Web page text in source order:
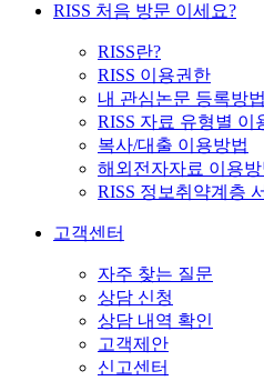
RISS 처음 방문 이세요?
RISS란?
RISS 이용권한
내 관심논문 등록방법
RISS 자료 유형별 이
복사/대출 이용방법
해외전자자료 이용방
RISS 정보취약계층
고객센터
자주 찾는 질문
상담 신청
상담 내역 확인
고객제안
신고센터